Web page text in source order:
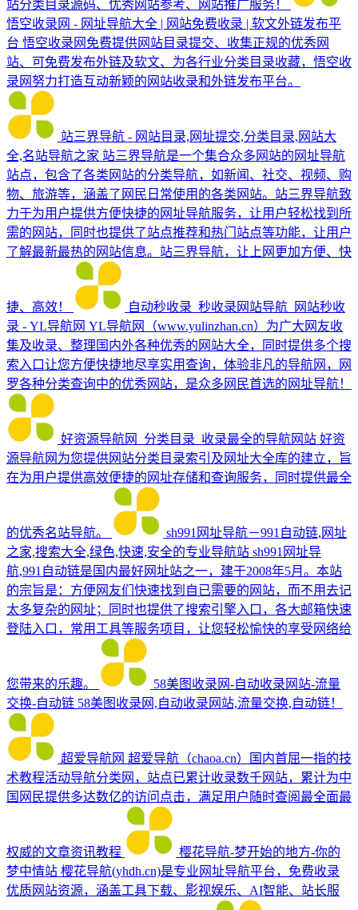
站分类目录源码、优秀网站参考、网站推广服务！
悟空收录网 - 网址导航大全 | 网站免费收录 | 软文外链发布平
台 悟空收录网免费提供网站目录提交、收集正规的优秀网
站、可免费发布外链及软文、为各行业分类目录收藏，悟空收
录网努力打造互动新颖的网站收录和外链发布平台。
站三界导航 - 网站目录,网址提交,分类目录,网站大
全,名站导航之家 站三界导航是一个集合众多网站的网址导航
站点，包含了各类网站的分类导航，如新闻、社交、视频、购
物、旅游等，涵盖了网民日常使用的各类网站。站三界导航致
力于为用户提供方便快捷的网址导航服务，让用户轻松找到所
需的网站，同时也提供了站点推荐和热门站点等功能，让用户
了解最新最热的网站信息。站三界导航，让上网更加方便、快
捷、高效！
自动秒收录_秒收录网站导航_网站秒收
录 - YL导航网 YL导航网（www.yulinzhan.cn）为广大网友收
集及收录、整理国内外各种优秀的网站大全，同时提供多个搜
索入口让您方便快捷地尽享实用查询，体验非凡的导航网，网
罗各种分类查询中的优秀网站，是众多网民首选的网址导航！
好资源导航网_分类目录_收录最全的导航网站 好资
源导航网为您提供网站分类目录索引及网址大全库的建立，旨
在为用户提供高效便捷的网址存储和查询服务，同时提供最全
的优秀名站导航。
sh991网址导航－991自动链,网址
之家,搜索大全,绿色,快速,安全的专业导航站 sh991网址导
航,991自动链是国内最好网址站之一，建于2008年5月。本站
的宗旨是：方便网友们快速找到自已需要的网站，而不用去记
太多复杂的网址；同时也提供了搜索引擎入口，各大邮箱快速
登陆入口，常用工具等服务项目，让您轻松愉快的享受网络给
您带来的乐趣。
58美图收录网-自动收录网站-流量
交换-自动链 58美图收录网,自动收录网站,流量交换,自动链！
超爱导航网 超爱导航（chaoa.cn）国内首屈一指的技
术教程活动导航分类网，站点已累计收录数千网站，累计为中
国网民提供多达数亿的访问点击，满足用户随时查阅最全面最
权威的文章资讯教程
樱花导航-梦开始的地方-你的
梦中情站 樱花导航(yhdh.cn)是专业网址导航平台，免费收录
优质网站资源，涵盖工具下载、影视娱乐、AI智能、站长服